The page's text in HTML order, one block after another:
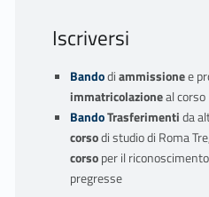
Iscriversi
Bandodiammissionee
immatricolazioneal corso
BandoTrasferimentida
corsodi studio di Roma Tre,
corsoper il
pregresse